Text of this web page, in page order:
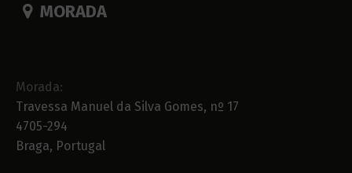
MORADA
Morada:
Travessa Manuel da Silva Gomes, nº 17
4705-294
Braga, Portugal